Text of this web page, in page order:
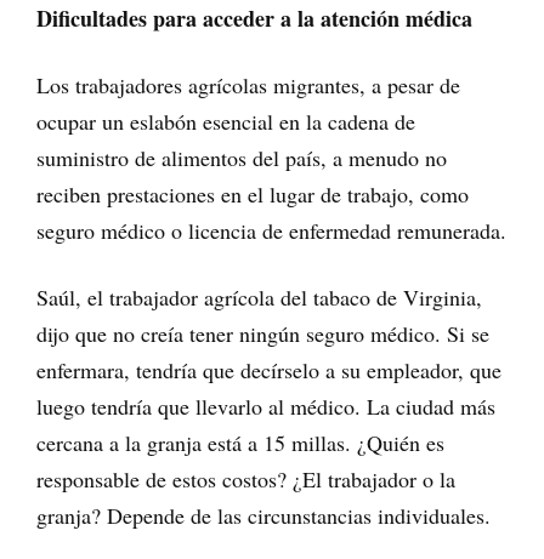
Dificultades para acceder a la atención médica
Los trabajadores agrícolas migrantes, a pesar de
ocupar un eslabón esencial en la cadena de
suministro de alimentos del país, a menudo no
reciben prestaciones en el lugar de trabajo, como
seguro médico o licencia de enfermedad remunerada.
Saúl, el trabajador agrícola del tabaco de Virginia,
dijo que no creía tener ningún seguro médico. Si se
enfermara, tendría que decírselo a su empleador, que
luego tendría que llevarlo al médico. La ciudad más
cercana a la granja está a 15 millas. ¿Quién es
responsable de estos costos? ¿El trabajador o la
granja? Depende de las circunstancias individuales.